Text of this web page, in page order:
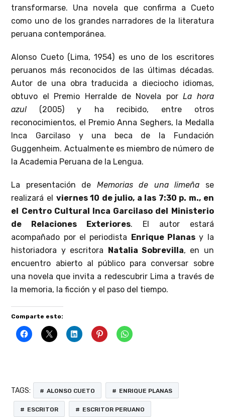
transformarse. Una novela que confirma a Cueto
como uno de los grandes narradores de la literatura
peruana contemporánea.
Alonso Cueto (Lima, 1954) es uno de los escritores
peruanos más reconocidos de las últimas décadas.
Autor de una obra traducida a dieciocho idiomas,
obtuvo el Premio Herralde de Novela porLa hora
azul (2005) y ha recibido, entre otros
reconocimientos, el Premio Anna Seghers, la Medalla
Inca Garcilaso y una beca de la Fundación
Guggenheim. Actualmente es miembro de número de
la Academia Peruana de la Lengua.
La presentación de Memorias de una limeña se
realizará el viernes 10 de julio, a las 7:30 p. m., en
el Centro Cultural Inca Garcilaso del Ministerio
de Relaciones Exteriores. El autor estará
acompañado por el periodista Enrique Planasy la
historiadora y escritora Natalia Sobrevilla, en un
encuentro abierto al público para conversar sobre
una novela que invita a redescubrir Lima a través de
la memoria, la ficción y el paso del tiempo.
Comparte esto:
TAGS: ALONSO CUETO ENRIQUE PLANAS
ESCRITOR ESCRITOR PERUANO